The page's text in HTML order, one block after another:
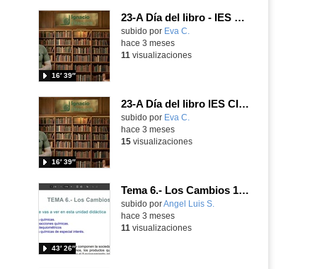
23-A Día del libro - IES CIDFP Ignacio Ellacuría
Contenido educativo.
subido por Eva C.
16′ 39″
hace 3 meses
11 visualizaciones
23-A Día del libro IES CIDFP Ignacio Ellacuría
Contenido educativo.
subido por Eva C.
16′ 39″
hace 3 meses
15visualizaciones
Tema 6.- Los Cambios 1ª Sesión 23-04-2026
Contenido educativo.
subido porAngel Luis S.
43′ 26″
hace 3 meses
11 visualizaciones